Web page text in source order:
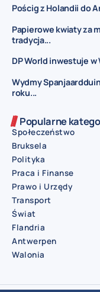
Pościg z Holandii do
Papierowe kwiaty za
tradycja...
DP World inwestuje w
Wydmy
roku...
Popularne
Społeczeństwo
Bruksela
Polityka
Praca i Finanse
Prawo i Urzędy
Transport
Świat
Flandria
Antwerpen
Walonia